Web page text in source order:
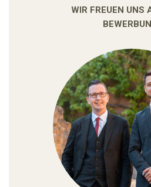
WIR FREUEN UNS